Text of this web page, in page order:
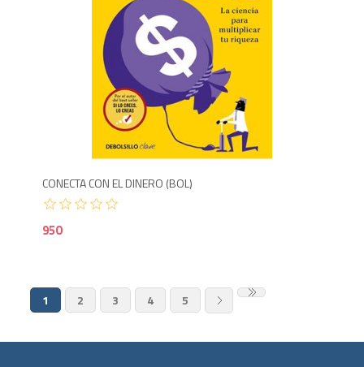
CONECTA CON EL DINERO (BOL)
950
1 2 3 4 5